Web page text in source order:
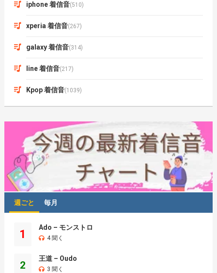
iphone 着信音(510)
xperia 着信音(267)
galaxy 着信音(314)
line 着信音(217)
Kpop 着信音(1039)
週ごと 毎月
1
Ado – モンストロ
4 聞く
2
王道 – Oudo
3 聞く